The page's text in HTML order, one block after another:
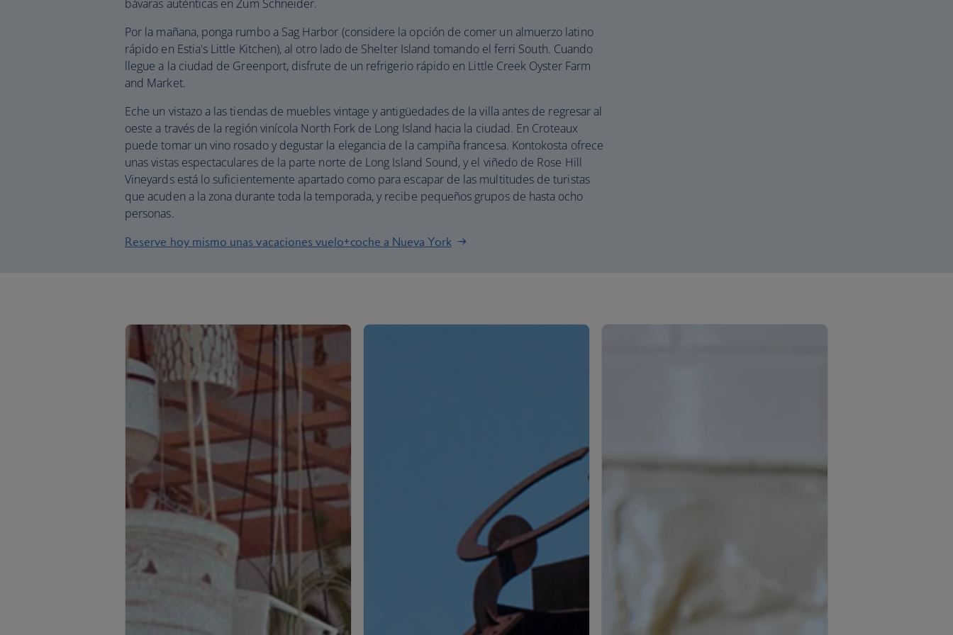
bávaras auténticas en Zum Schneider.
Por la mañana, ponga rumbo a Sag Harbor (considere la opción de comer un almuerzo latino
rápido en Estia's Little Kitchen), al otro lado de Shelter Island tomando el ferri South. Cuando
llegue a la ciudad de Greenport, disfrute de un refrigerio rápido en Little Creek Oyster Farm
and Market.
Eche un vistazo a las tiendas de muebles vintage y antigüedades de la villa antes de regresar al
oeste a través de la región vinícola North Fork de Long Island hacia la ciudad. En Croteaux
puede tomar un vino rosado y degustar la elegancia de la campiña francesa. Kontokosta ofrece
unas vistas espectaculares de la parte norte de Long Island Sound, y el viñedo de Rose Hill
Vineyards está lo suficientemente apartado como para escapar de las multitudes de turistas
que acuden a la zona durante toda la temporada, y recibe pequeños grupos de hasta ocho
personas.
Reserve hoy mismo unas vacaciones vuelo+coche a Nueva York